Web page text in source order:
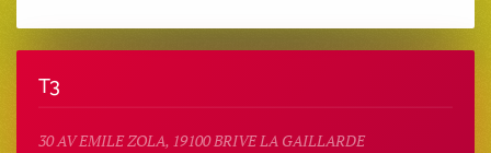
T3
30 AV EMILE ZOLA, 19100 BRIVE LA GAILLARDE